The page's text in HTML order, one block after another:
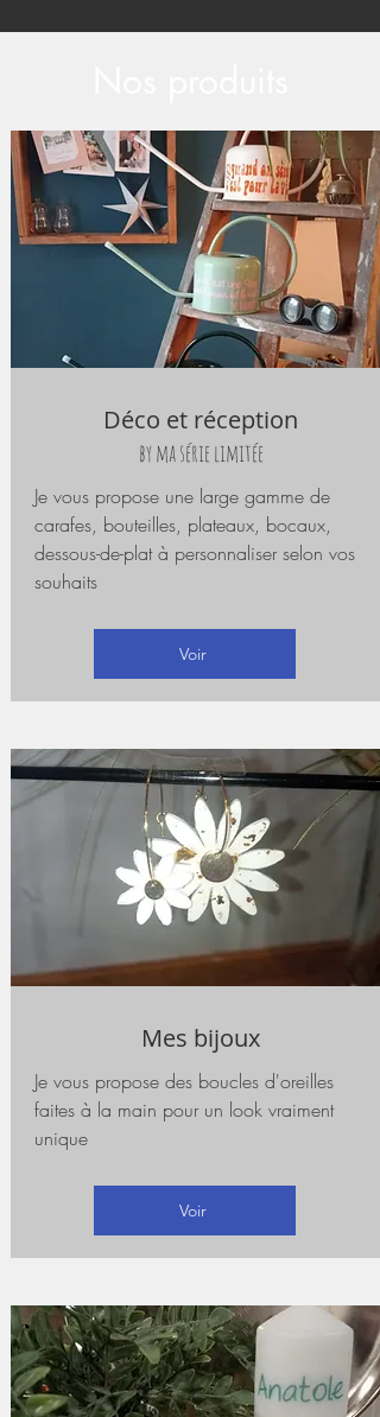
Déco et réception
by ma série limitée
Je vous propose une large gamme de
carafes, bouteilles, plateaux, bocaux,
dessous-de-plat à personnaliser selon vos
souhaits
Voir
Mes bijoux
Je vous propose des boucles d'oreilles
faites à la main pour un look vraiment
unique
Voir